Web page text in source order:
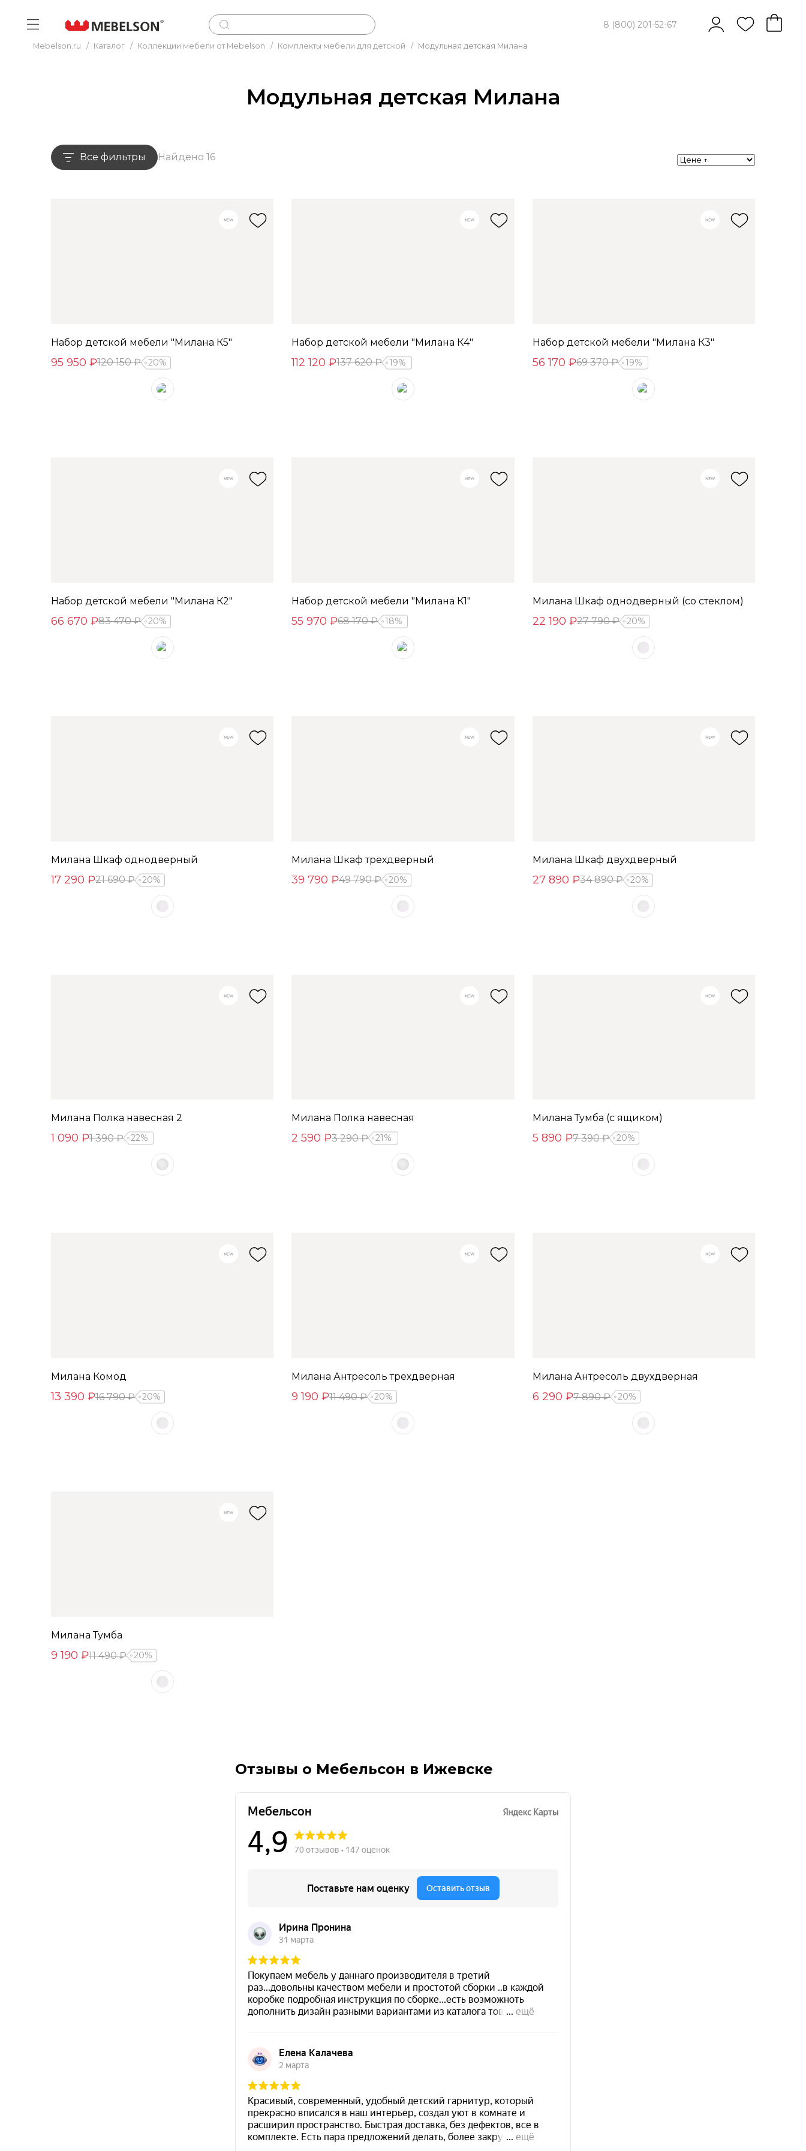
8 (800) 201-52-67
Mebelson.ru / Каталог / Коллекции мебели от Mebelson / Комплекты мебели для детской / Модульная детская Милана
Модульная детская Милана
Все фильтры Найдено 16
Набор детской мебели "Милана К5"
95 950 ₽120 150 ₽ 20%
Набор детской мебели "Милана К4"
112 120 ₽137 620 ₽ 19%
Набор детской мебели "Милана К3"
56 170 ₽69 370 ₽ 19%
Набор детской мебели "Милана К2"
66 670 ₽83 470 ₽ 20%
Набор детской мебели "Милана К1"
55 970 ₽68 170 ₽ 18%
Милана Шкаф однодверный (со стеклом)
22 190 ₽27 790 ₽ 20%
Милана Шкаф однодверный
17 290 ₽21 690 ₽ 20%
Милана Шкаф трехдверный
39 790 ₽49 790 ₽ 20%
Милана Шкаф двухдверный
27 890 ₽34 890 ₽ 20%
Милана Полка навесная 2
1 090 ₽1 390 ₽ 22%
Милана Полка навесная
2 590 ₽3 290 ₽ 21%
Милана Тумба (с ящиком)
5 890 ₽7 390 ₽ 20%
Милана Комод
13 390 ₽16 790 ₽ 20%
Милана Антресоль трехдверная
9 190 ₽11 490 ₽ 20%
Милана Антресоль двухдверная
6 290 ₽7 890 ₽ 20%
Милана Тумба
9 190 ₽11 490 ₽ 20%
Отзывы о Мебельсон в Ижевске